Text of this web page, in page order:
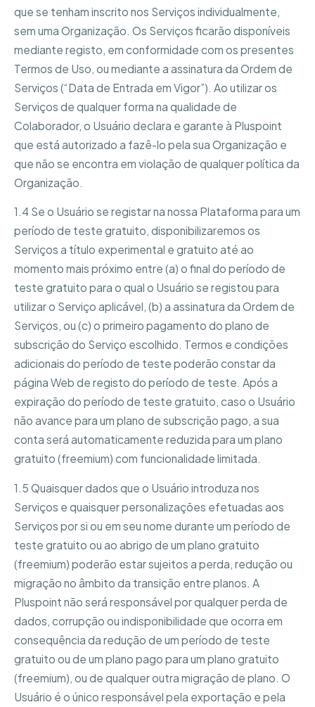
que se tenham inscrito nos Serviços individualmente,
sem uma Organização. Os Serviços ficarão disponíveis
mediante registo, em conformidade com os presentes
Termos de Uso, ou mediante a assinatura da Ordem de
Serviços (“Data de Entrada em Vigor”). Ao utilizar os
Serviços de qualquer forma na qualidade de
Colaborador, o Usuário declara e garante à Pluspoint
que está autorizado a fazê-lo pela sua Organização e
que não se encontra em violação de qualquer política da
Organização.
1.4 Se o Usuário se registar na nossa Plataforma para um
período de teste gratuito, disponibilizaremos os
Serviços a título experimental e gratuito até ao
momento mais próximo entre (a) o final do período de
teste gratuito para o qual o Usuário se registou para
utilizar o Serviço aplicável, (b) a assinatura da Ordem de
Serviços, ou (c) o primeiro pagamento do plano de
subscrição do Serviço escolhido. Termos e condições
adicionais do período de teste poderão constar da
página Web de registo do período de teste. Após a
expiração do período de teste gratuito, caso o Usuário
não avance para um plano de subscrição pago, a sua
conta será automaticamente reduzida para um plano
gratuito (freemium) com funcionalidade limitada.
1.5 Quaisquer dados que o Usuário introduza nos
Serviços e quaisquer personalizações efetuadas aos
Serviços por si ou em seu nome durante um período de
teste gratuito ou ao abrigo de um plano gratuito
(freemium) poderão estar sujeitos a perda, redução ou
migração no âmbito da transição entre planos. A
Pluspoint não será responsável por qualquer perda de
dados, corrupção ou indisponibilidade que ocorra em
consequência da redução de um período de teste
gratuito ou de um plano pago para um plano gratuito
(freemium), ou de qualquer outra migração de plano. O
Usuário é o único responsável pela exportação e pela